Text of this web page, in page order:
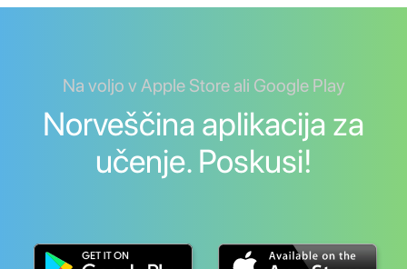
Na voljo v Apple Store ali Google Play
Norveščina aplikacija za
učenje. Poskusi!